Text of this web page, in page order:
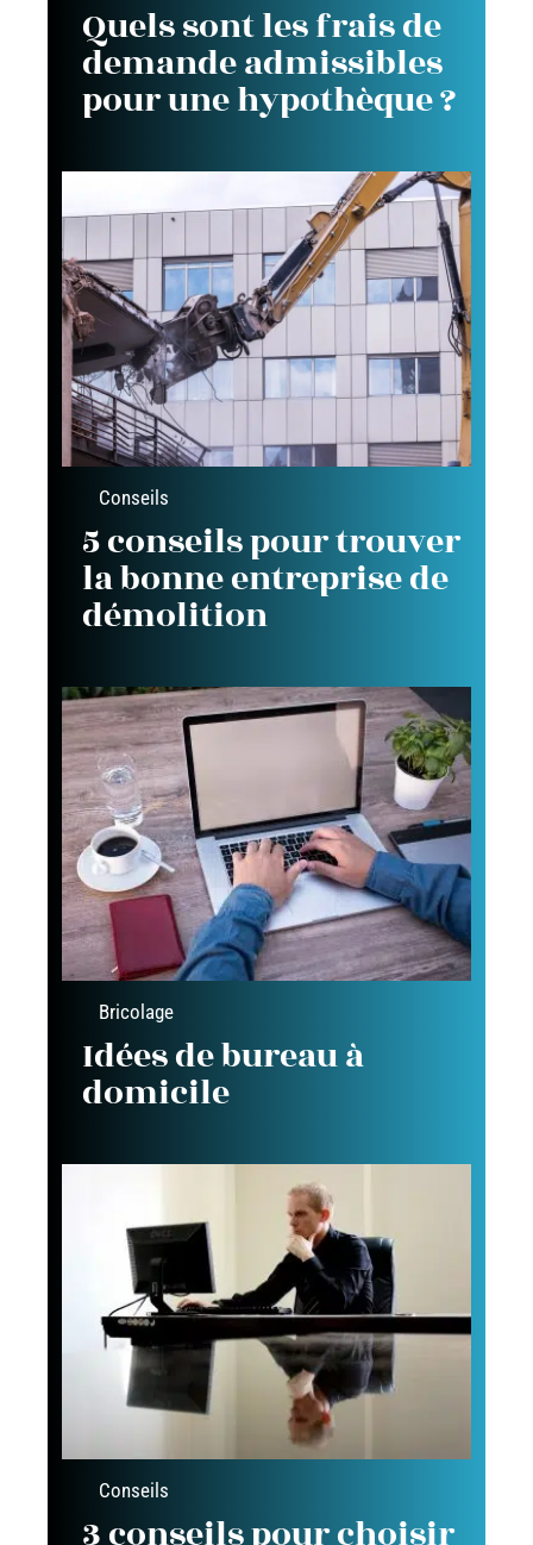
Quels sont les frais de
demande admissibles
pour une hypothèque ?
Conseils
5 conseils pour trouver
la bonne entreprise de
démolition
Bricolage
Idées de bureau à
domicile
Conseils